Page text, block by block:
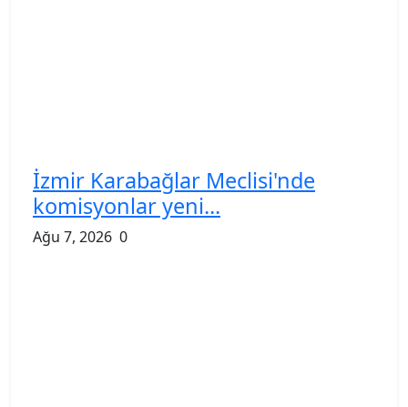
İzmir Karabağlar Meclisi'nde
komisyonlar yeni...
Ağu 7, 2026 0